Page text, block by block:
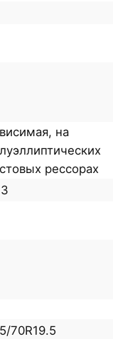
на
рессорах
70R19.5